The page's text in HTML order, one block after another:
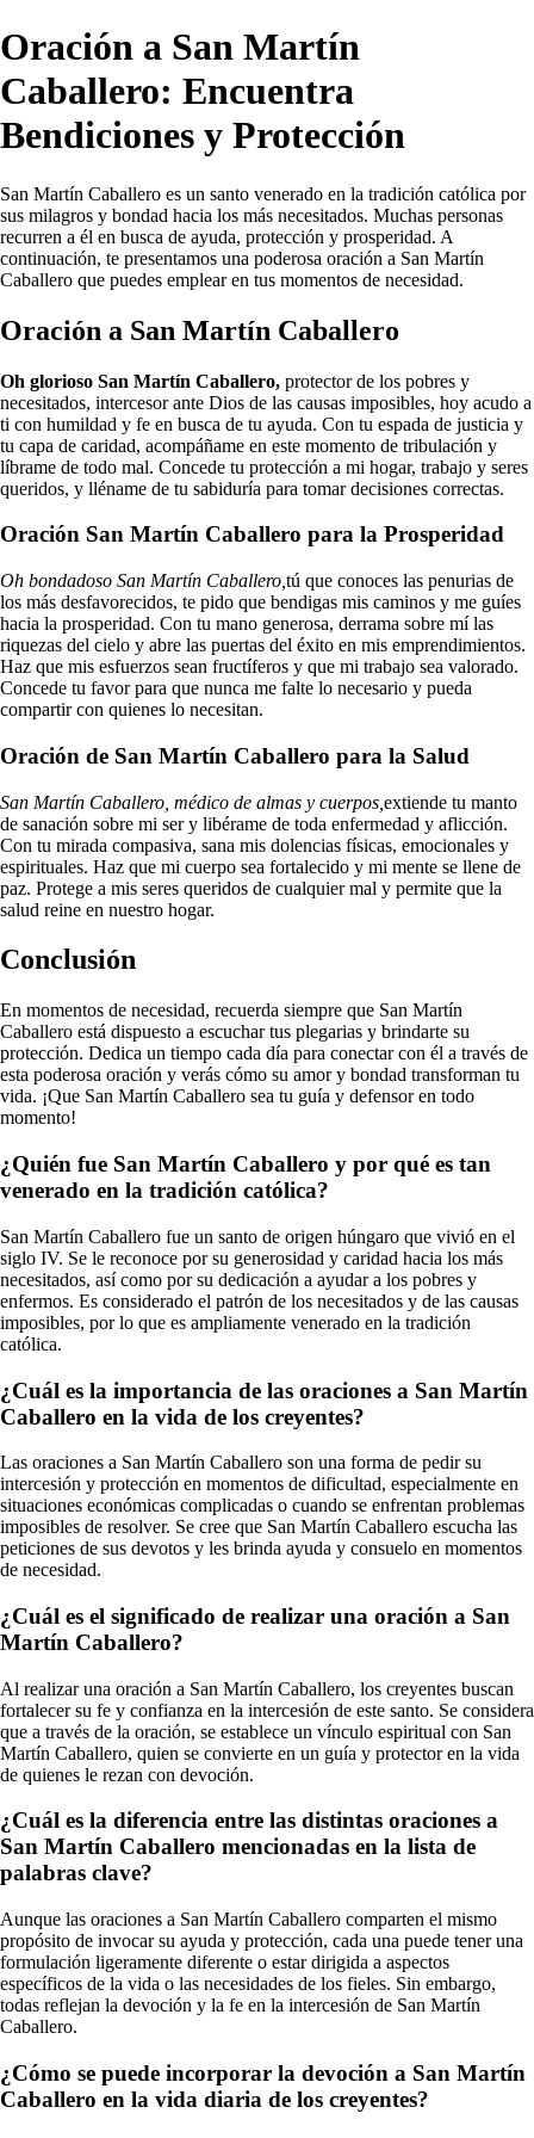
Oración a San Martín
Caballero: Encuentra
Bendiciones y Protección
San Martín Caballero es un santo venerado en la tradición católica por
sus milagros y bondad hacia los más necesitados. Muchas personas
recurren a él en busca de ayuda, protección y prosperidad. A
continuación, te presentamos una poderosa oración a San Martín
Caballero que puedes emplear en tus momentos de necesidad.
Oración a San Martín Caballero
Oh glorioso San Martín Caballero, protector de los pobres y
necesitados, intercesor ante Dios de las causas imposibles, hoy acudo a
ti con humildad y fe en busca de tu ayuda. Con tu espada de justicia y
tu capa de caridad, acompáñame en este momento de tribulación y
líbrame de todo mal. Concede tu protección a mi hogar, trabajo y seres
queridos, y lléname de tu sabiduría para tomar decisiones correctas.
Oración San Martín Caballero para la Prosperidad
Oh bondadoso San Martín Caballero, tú que conoces las penurias de
los más desfavorecidos, te pido que bendigas mis caminos y me guíes
hacia la prosperidad. Con tu mano generosa, derrama sobre mí las
riquezas del cielo y abre las puertas del éxito en mis emprendimientos.
Haz que mis esfuerzos sean fructíferos y que mi trabajo sea valorado.
Concede tu favor para que nunca me falte lo necesario y pueda
compartir con quienes lo necesitan.
Oración de San Martín Caballero para la Salud
San Martín Caballero, médico de almas y cuerpos, extiende tu manto
de sanación sobre mi ser y libérame de toda enfermedad y aflicción.
Con tu mirada compasiva, sana mis dolencias físicas, emocionales y
espirituales. Haz que mi cuerpo sea fortalecido y mi mente se llene de
paz. Protege a mis seres queridos de cualquier mal y permite que la
salud reine en nuestro hogar.
Conclusión
En momentos de necesidad, recuerda siempre que San Martín
Caballero está dispuesto a escuchar tus plegarias y brindarte su
protección. Dedica un tiempo cada día para conectar con él a través de
esta poderosa oración y verás cómo su amor y bondad transforman tu
vida. ¡Que San Martín Caballero sea tu guía y defensor en todo
momento!
¿Quién fue San Martín Caballero y por qué es tan
venerado en la tradición católica?
San Martín Caballero fue un santo de origen húngaro que vivió en el
siglo IV. Se le reconoce por su generosidad y caridad hacia los más
necesitados, así como por su dedicación a ayudar a los pobres y
enfermos. Es considerado el patrón de los necesitados y de las causas
imposibles, por lo que es ampliamente venerado en la tradición
católica.
¿Cuál es la importancia de las oraciones a San Martín
Caballero en la vida de los creyentes?
Las oraciones a San Martín Caballero son una forma de pedir su
intercesión y protección en momentos de dificultad, especialmente en
situaciones económicas complicadas o cuando se enfrentan problemas
imposibles de resolver. Se cree que San Martín Caballero escucha las
peticiones de sus devotos y les brinda ayuda y consuelo en momentos
de necesidad.
¿Cuál es el significado de realizar una oración a San
Martín Caballero?
Al realizar una oración a San Martín Caballero, los creyentes buscan
fortalecer su fe y confianza en la intercesión de este santo. Se considera
que a través de la oración, se establece un vínculo espiritual con San
Martín Caballero, quien se convierte en un guía y protector en la vida
de quienes le rezan con devoción.
¿Cuál es la diferencia entre las distintas oraciones a
San Martín Caballero mencionadas en la lista de
palabras clave?
Aunque las oraciones a San Martín Caballero comparten el mismo
propósito de invocar su ayuda y protección, cada una puede tener una
formulación ligeramente diferente o estar dirigida a aspectos
específicos de la vida o las necesidades de los fieles. Sin embargo,
todas reflejan la devoción y la fe en la intercesión de San Martín
Caballero.
¿Cómo se puede incorporar la devoción a San Martín
Caballero en la vida diaria de los creyentes?